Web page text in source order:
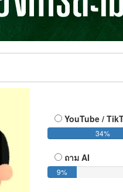
YouTube /
34%
ถาม AI
9%